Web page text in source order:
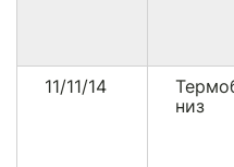
11/11/14
низ